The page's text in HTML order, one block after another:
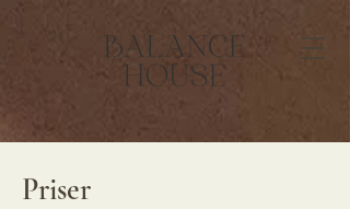
Priser